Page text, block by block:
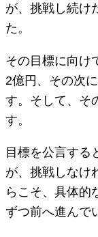
が、挑戦し続け
た。
その目標に向け
2億円、その次
す。そして、そ
す。
目標を公言する
が、挑戦しなけ
らこそ、具体的
ずつ前へ進んで